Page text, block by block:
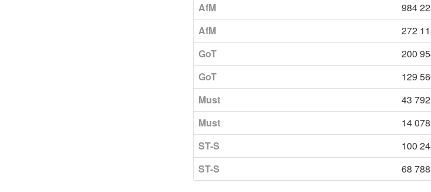
AfM
984
AfM 272
GoT
200
GoT 129
Must
43
Must 14
ST-S
100
ST-S 68